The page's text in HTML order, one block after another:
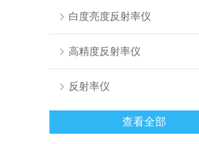
白度亮度反射率仪
高精度反射率仪
反射率仪
查看全部